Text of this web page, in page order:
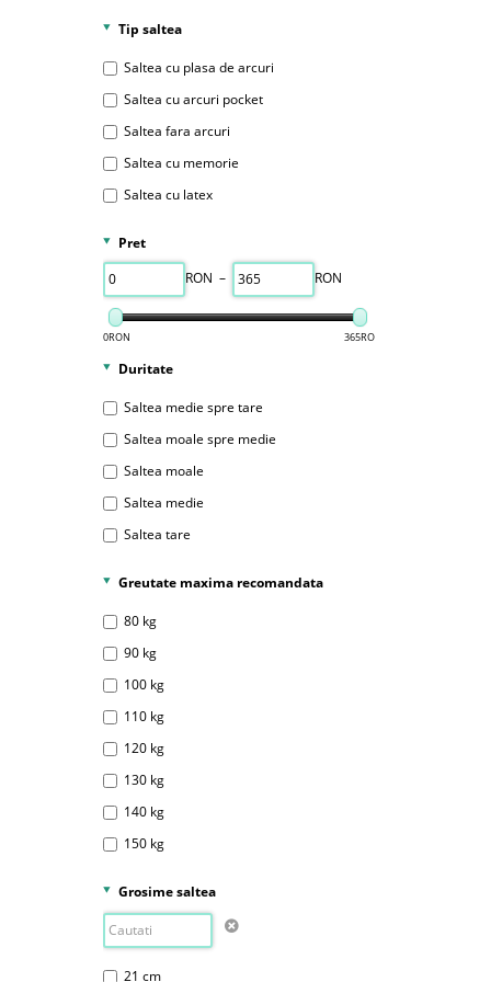
120x190 cm
120x200 cm
130x190 cm
130x200 cm
140x190 cm
140x200 cm
150x200 cm
160x190 cm
160x200 cm
Tip saltea
Saltea cu plasa de arcuri
Saltea cu arcuri pocket
Saltea fara arcuri
Saltea cu memorie
Saltea cu latex
Pret
RON –
RON
0RON 365RON
Duritate
Saltea medie spre tare
Saltea moale spre medie
Saltea moale
Saltea medie
Saltea tare
Greutate maxima recomandata
80 kg
90 kg
100 kg
110 kg
120 kg
130 kg
140 kg
150 kg
Grosime saltea
21 cm